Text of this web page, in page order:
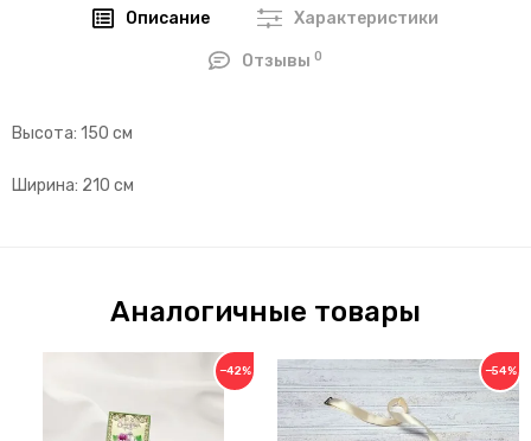
Описание Характеристики
Отзывы0
Высота: 150 см
Ширина: 210 см
Аналогичные товары
−42% −54%